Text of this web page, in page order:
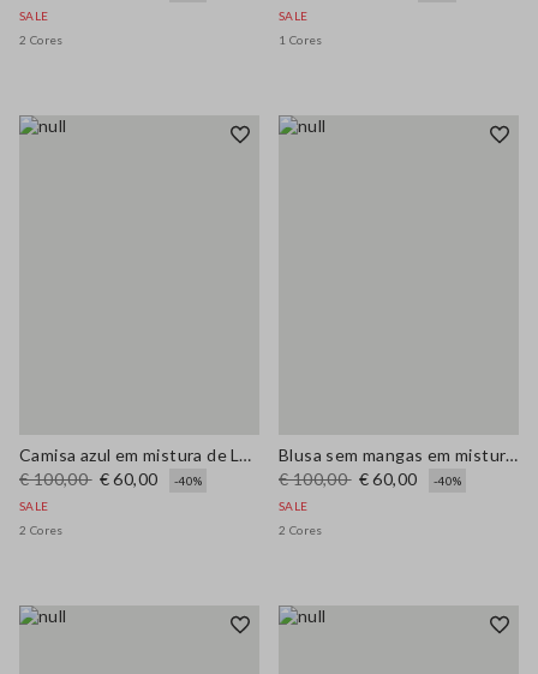
SALE
2 Cores
SALE
1 Cores
Camisa azul em mistura de Lyocell, corte regular
€ 100,00 € 60,00
-40%
SALE
2 Cores
Blusa sem mangas em mistura de viscose castanha, corte regular
€ 100,00 € 60,00
-40%
SALE
2 Cores